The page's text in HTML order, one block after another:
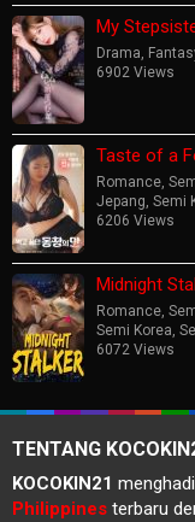
My
Drama,
6902 Views
Taste of a
Romance,
Jepang, Semi
6206 Views
Midnight
Romance,
Semi Korea,
6072 Views
TENTANG
KOCOKIN21
Philippines terbaru